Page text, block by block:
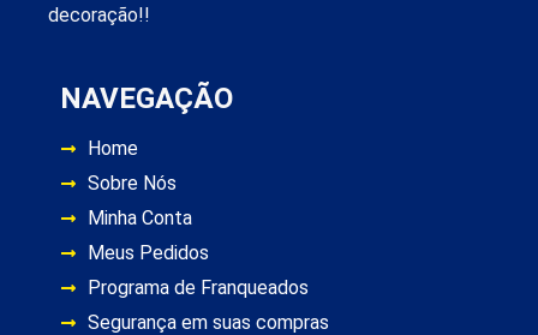
decoração!!
NAVEGAÇÃO
Home
Sobre Nós
Minha Conta
Meus Pedidos
Programa de Franqueados
Segurança em suas compras